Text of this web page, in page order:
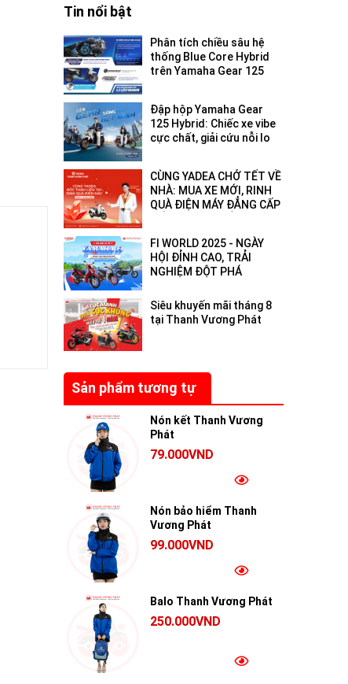
Tin nổi bật
Phân tích chiều sâu hệ
thống Blue Core Hybrid
trên Yamaha Gear 125
Đập hộp Yamaha Gear
125 Hybrid: Chiếc xe vibe
cực chất, giải cứu nỗi lo
CÙNG YADEA CHỞ TẾT VỀ
NHÀ: MUA XE MỚI, RINH
QUÀ ĐIỆN MÁY ĐẲNG CẤP
FI WORLD 2025 - NGÀY
HỘI ĐỈNH CAO, TRẢI
NGHIỆM ĐỘT PHÁ
Siêu khuyến mãi tháng 8
tại Thanh Vương Phát
Sản phẩm tương tự
Nón kết Thanh Vương
Phát
79.000VND
Nón bảo hiểm Thanh
Vương Phát
99.000VND
Balo Thanh Vương Phát
250.000VND